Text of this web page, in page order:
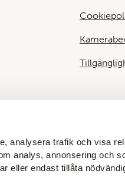
analysera trafik och visa
analys, annonsering och
eller endast tillåta